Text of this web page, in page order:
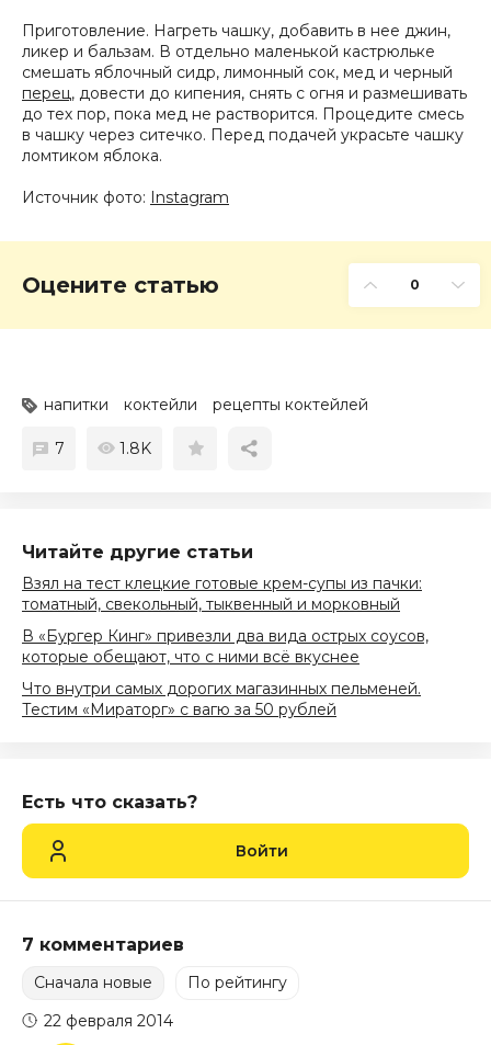
Приготовление. Нагреть чашку, добавить в нее джин,
ликер и бальзам. В отдельно маленькой кастрюльке
смешать яблочный сидр, лимонный сок, мед и черный
перец, довести до кипения, снять с огня и размешивать
до тех пор, пока мед не растворится. Процедите смесь
в чашку через ситечко. Перед подачей украсьте чашку
ломтиком яблока.
Источник фото: Instagram
Оцените статью 0
напитки коктейли рецепты коктейлей
7 1.8K
Читайте другие статьи
Взял на тест клецкие готовые крем-супы из пачки:
томатный, свекольный, тыквенный и морковный
В «Бургер Кинг» привезли два вида острых соусов,
которые обещают, что с ними всё вкуснее
Что внутри самых дорогих магазинных пельменей.
Тестим «Мираторг» с вагю за 50 рублей
Есть что сказать?
Войти
7 комментариев
Сначала новые
По рейтингу
22 февраля 2014